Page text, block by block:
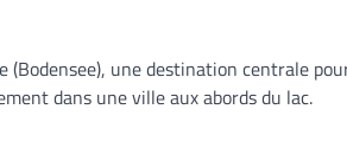
(Bodensee), une destination centrale
dans une ville aux abords du lac.